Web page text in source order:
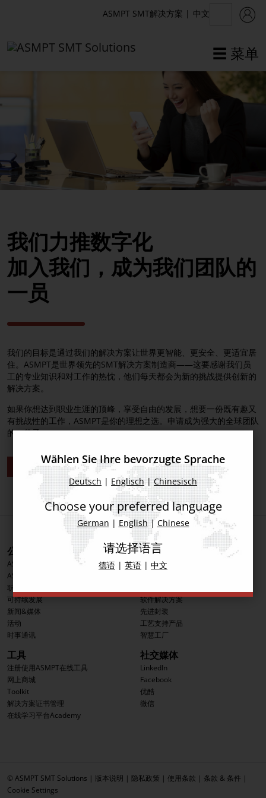
☰ 菜单
ASMPT SMT解决方案 | 中文
ASMPT SMT解决方案部
职业
认证
可持续发展
我们力推数字化
加入我们，成为我们团队的
一员
我们的目标是通过我们的解决方案让世界更智能、更安全、更适宜居
住。ASMPT是世界领先的SMT解决方案制造商——这要感谢我们员
工的专业知识和对工作的热忱，他们每天都会为新的挑战提供创新的
解决方案。
如果你想达到职业生涯的顶峰，享受自由的发展，想要一份既有趣又
有挑战性的工作，ASMPT是你的理想之选。申请成为强大的全球团队
的一份子。
访问我们职业发展网页
公司信息
ASMPT集团
ASMPT SMT解决方案分部
职业发展
可持续发展
新闻&媒体
活动
时事通讯
产品
印刷解决方案
软件解决方案
先进封装
工艺支持产品
智慧工厂
工具
注册使用ASMPT在线工具
网上商城
Toolkit
解决方案证书管理
在线学习平台Academy
社交媒体
LinkedIn
Facebook
优酷
微信
© ASMPT SMT Solutions | 版本说明 | 隐私政策 | 使用条款 | 条款 & 条件 |
Cookie Settings
Wählen Sie Ihre bevorzugte Sprache
Deutsch | Englisch |Chinesisch
Choose your preferred language
German | English| Chinese
请选择语言
德语 | 英语 | 中文